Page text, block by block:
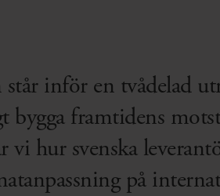
står inför en tvådelad
bygga framtidens
hur svenska
på